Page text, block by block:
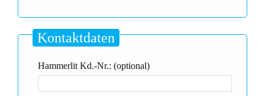
Kontaktdaten
Hammerlit Kd.-Nr.: (optional)